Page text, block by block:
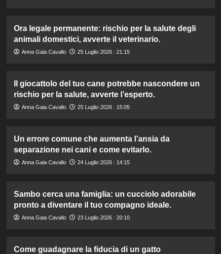
Ora legale permanente: rischio per la salute degli
animali domestici, avverte il veterinario.
Anna Gaia Cavallo 25 Luglio 2026 : 21:15
Il giocattolo del tuo cane potrebbe nascondere un
rischio per la salute, avverte l’esperto.
Anna Gaia Cavallo 25 Luglio 2026 : 15:05
Un errore comune che aumenta l’ansia da
separazione nei cani e come evitarlo.
Anna Gaia Cavallo 24 Luglio 2026 : 14:15
Sambo cerca una famiglia: un cucciolo adorabile
pronto a diventare il tuo compagno ideale.
Anna Gaia Cavallo 23 Luglio 2026 : 20:10
Come guadagnare la fiducia di un gatto